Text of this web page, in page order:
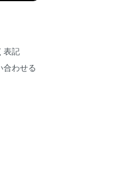
表記
合わせる